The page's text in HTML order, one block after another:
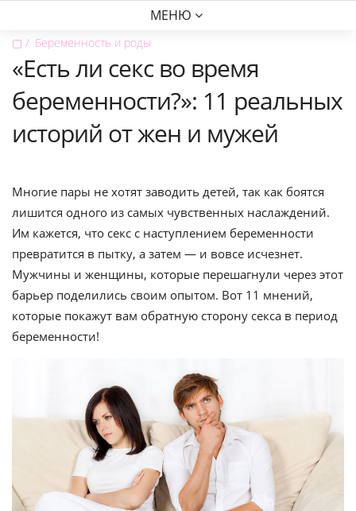
МЕНЮ
▢ Беременность и роды
«Есть ли секс во время
беременности?»: 11 реальных
историй от жен и мужей
Многие пары не хотят заводить детей, так как боятся
лишится одного из самых чувственных наслаждений.
Им кажется, что секс с наступлением беременности
превратится в пытку, а затем — и вовсе исчезнет.
Мужчины и женщины, которые перешагнули через этот
барьер поделились своим опытом. Вот 11 мнений,
которые покажут вам обратную сторону секса в период
беременности!